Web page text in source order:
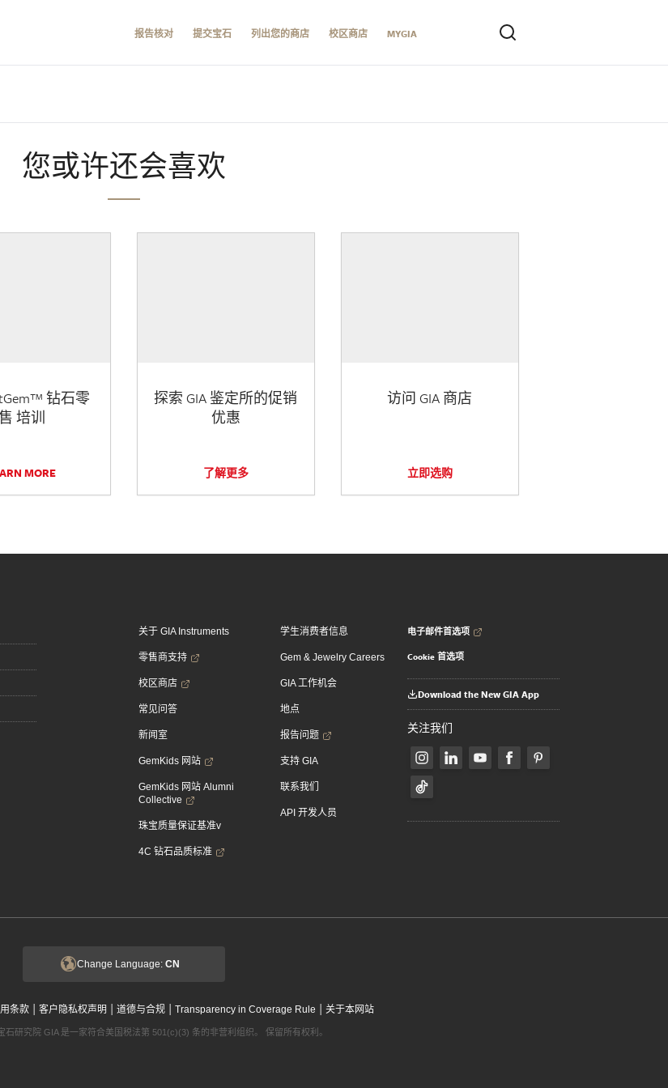
报告核对 提交宝石 列出您的商店 校区商店 MYGIA
您或许还会喜欢
钻石零
售 培训
MORE
探索 GIA 鉴定所的促销
优惠
了解更多
访问 GIA 商店
立即选购
关于 GIA Instruments
零售商支持
校区商店
常见问答
新闻室
GemKids 网站
GemKids 网站 Alumni
Collective
珠宝质量保证基准v
4C 钻石品质标准
学生消费者信息
Gem & Jewelry Careers
GIA 工作机会
地点
报告问题
支持 GIA
联系我们
API 开发人员
电子邮件首选项
Cookie 首选项
Download the New GIA App
关注我们
Change Language: CN
条款 | 客户隐私权声明 | 道德与合规 | Transparency in Coverage Rule | 关于本网站
石研究院 GIA 是一家符合美国税法第 501(c)(3) 条的非营利组织。 保留所有权利。